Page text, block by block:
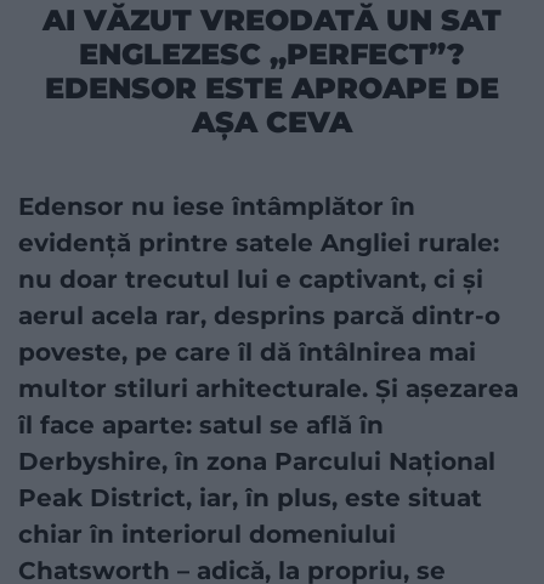
AI VĂZUT VREODATĂ UN SAT
ENGLEZESC „PERFECT”?
EDENSOR ESTE APROAPE DE
AȘA CEVA
Edensor nu iese întâmplător în
evidență printre satele Angliei rurale:
nu doar trecutul lui e captivant, ci și
aerul acela rar, desprins parcă dintr-o
poveste, pe care îl dă întâlnirea mai
multor stiluri arhitecturale. Și așezarea
îl face aparte: satul se află în
Derbyshire, în zona Parcului Național
Peak District, iar, în plus, este situat
chiar în interiorul domeniului
Chatsworth – adică, la propriu, se